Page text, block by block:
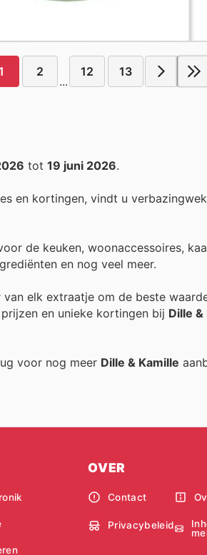
2
...
12 13
tot 19 juni 2026.
en kortingen, vindt u
de keuken, woonaccessoires,
en nog veel meer.
elk extraatje om de beste
en unieke kortingen bij Dille &
voor nog meer Dille & Kamille
OVER
Contact
Privacybeleid